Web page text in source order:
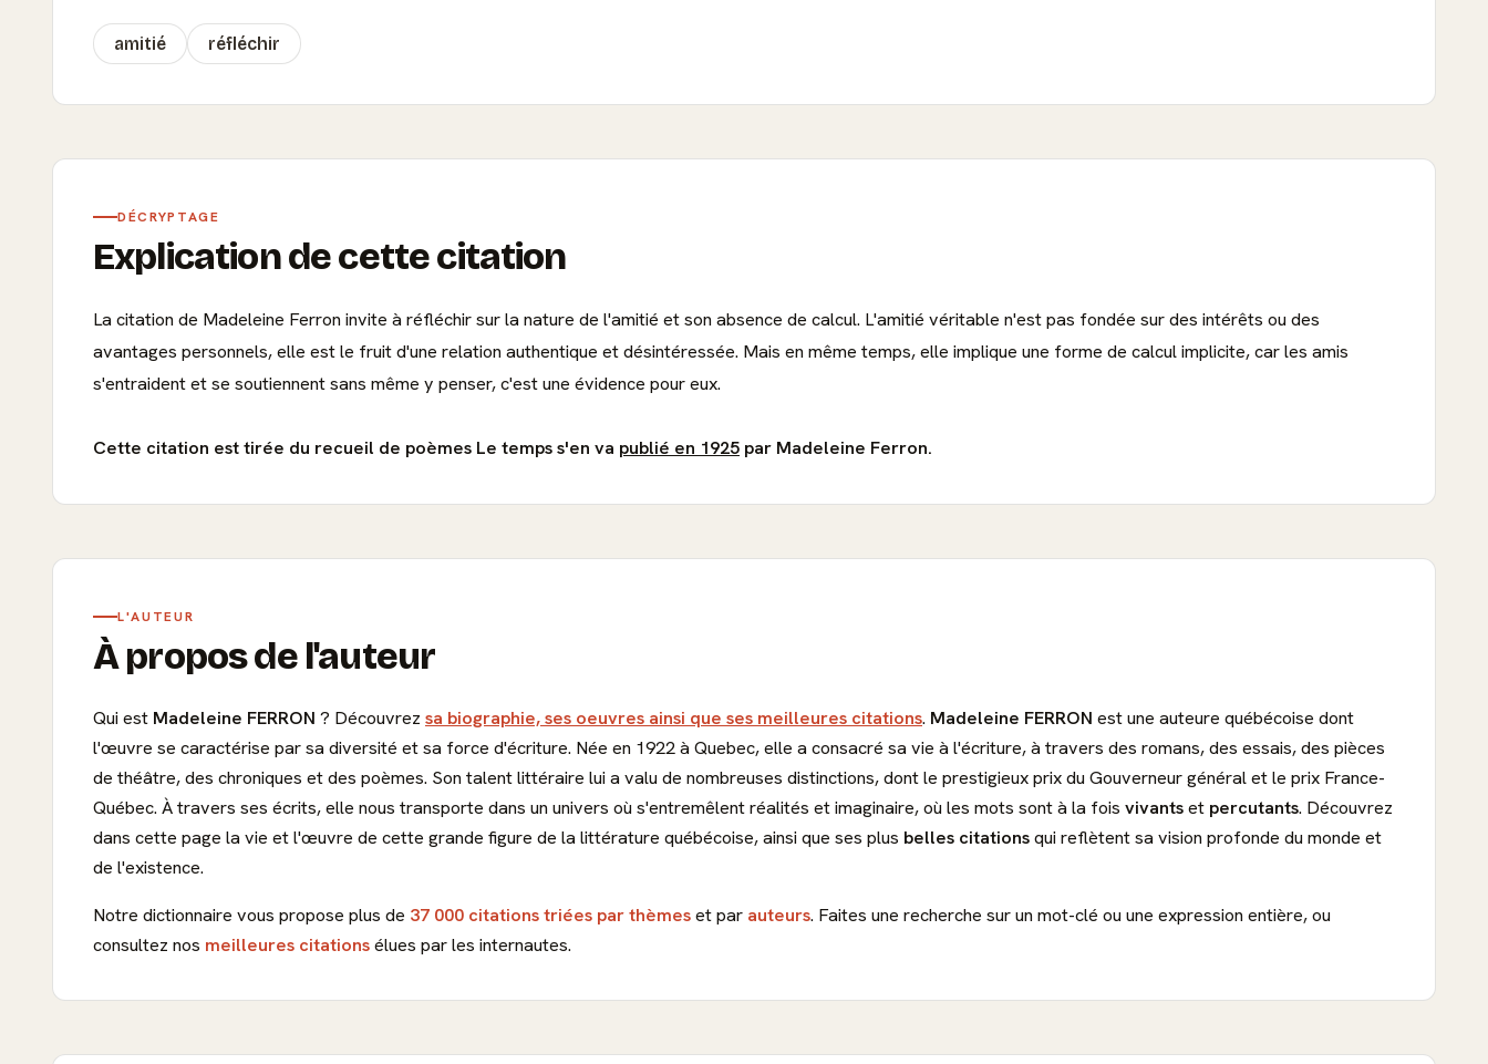
amitié réfléchir
DÉCRYPTAGE
Explication de cette citation
La citation de Madeleine Ferron invite à réfléchir sur la nature de l'amitié et son absence de calcul. L'amitié véritable n'est pas fondée sur des intérêts ou des
avantages personnels, elle est le fruit d'une relation authentique et désintéressée. Mais en même temps, elle implique une forme de calcul implicite, car les amis
s'entraident et se soutiennent sans même y penser, c'est une évidence pour eux.
Cette citation est tirée du recueil de poèmes Le temps s'en va publié en 1925 par Madeleine Ferron.
L'AUTEUR
À propos de l'auteur
Qui est Madeleine FERRON ? Découvrez sa biographie, ses oeuvres ainsi que ses meilleures citations. Madeleine FERRON est une auteure québécoise dont
l'œuvre se caractérise par sa diversité et sa force d'écriture. Née en 1922 à Quebec, elle a consacré sa vie à l'écriture, à travers des romans, des essais, des pièces
de théâtre, des chroniques et des poèmes. Son talent littéraire lui a valu de nombreuses distinctions, dont le prestigieux prix du Gouverneur général et le prix France-
Québec. À travers ses écrits, elle nous transporte dans un univers où s'entremêlent réalités et imaginaire, où les mots sont à la fois vivantset percutants. Découvrez
dans cette page la vie et l'œuvre de cette grande figure de la littérature québécoise, ainsi que ses plus belles citationsqui reflètent sa vision profonde du monde et
de l'existence.
Notre dictionnaire vous propose plus de 37 000 citations triées par thèmeset par auteurs. Faites une recherche sur un mot-clé ou une expression entière, ou
consultez nos meilleures citationsélues par les internautes.